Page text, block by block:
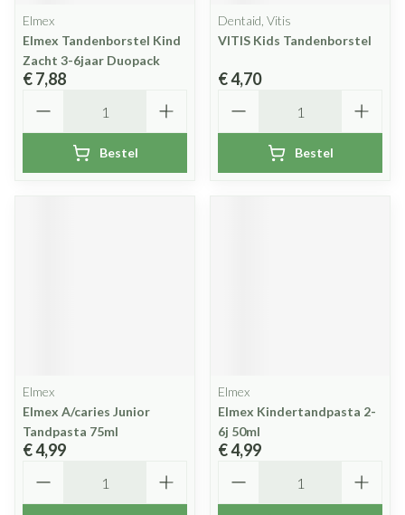
Elmex
Elmex Tandenborstel Kind
Zacht 3-6jaar Duopack
€ 7,88
Bestel
Dentaid, Vitis
VITIS Kids Tandenborstel
€ 4,70
Bestel
Elmex
Elmex A/caries Junior
Tandpasta 75ml
€ 4,99
Elmex
Elmex Kindertandpasta 2-
6j 50ml
€ 4,99